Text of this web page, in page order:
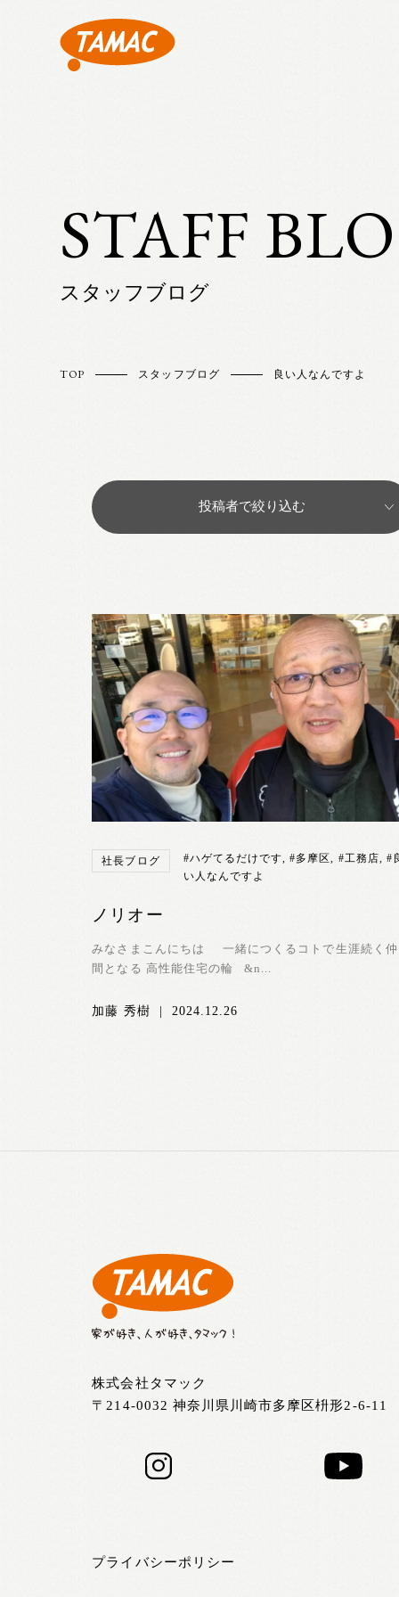
STAFF
スタッフブログ
TOP スタッフブログ 良い人なんですよ
社長ブログ #ハゲてるだけです ,#多摩区 #工務店
#
い人なんですよ
ノリオー
みなさまこんにちは 一緒につくるコトで生涯続く仲
間となる 高性能住宅の輪 &n...
加藤 秀樹 | 2024.12.26
株式会社タマック
〒214-0032 神奈川県川崎市多摩区枡形2-6-11
プライバシーポリシー